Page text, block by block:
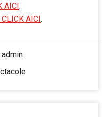
AICI.
AICI.
admin